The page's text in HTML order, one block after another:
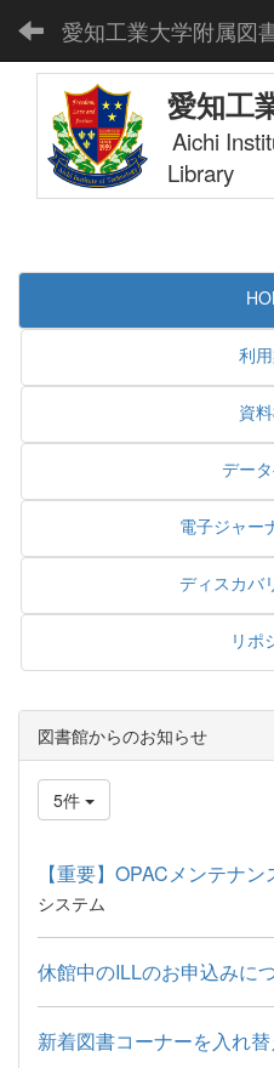
愛知工業大学附属図
愛知工
Aichi
Library
利
資
デー
電子ジャー
ディスカバ
リポ
図書館からのお知らせ
5件
【重要】OPACメンテナ
システム
休館中のILLのお申込みに
新着図書コーナーを入れ